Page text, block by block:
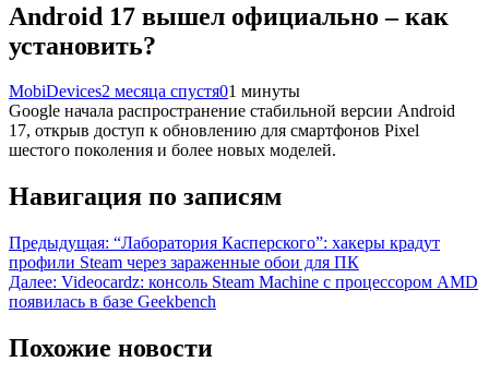
Android 17 вышел официально – как
установить?
MobiDevices2 месяца спустя01 минуты
Google начала распространение стабильной версии Android
17, открыв доступ к обновлению для смартфонов Pixel
шестого поколения и более новых моделей.
Навигация по записям
Предыдущая: “Лаборатория Касперского”: хакеры крадут
профили Steam через зараженные обои для ПК
Далее: Videocardz: консоль Steam Machine с процессором AMD
появилась в базе Geekbench
Похожие новости